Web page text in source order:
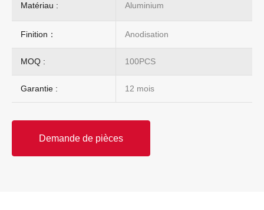
Matériau : Aluminium
Finition： Anodisation
MOQ : 100PCS
Garantie : 12 mois
Demande de pièces